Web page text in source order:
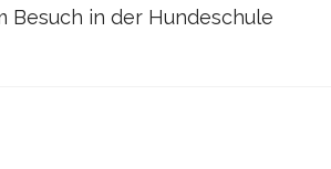
Besuch in der Hundeschule